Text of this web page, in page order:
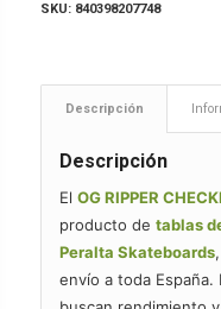
SKU: 840398207748
Descripción
Descripción
El OG RIPPER
producto de tablas
Peralta Skateboards
envío a toda España.